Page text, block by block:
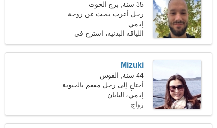
35 سنة, برج الحوت
رجل أعزب يبحث عن زوجة
إتامي
اللياقه البدنيه، استرح في
الطبيعة
Mizuki
44 سنة, القوس
أحتاج إلى رجل مفعم بالحيوية
من أجل اللياقة
إتامي، اليابان
زواج